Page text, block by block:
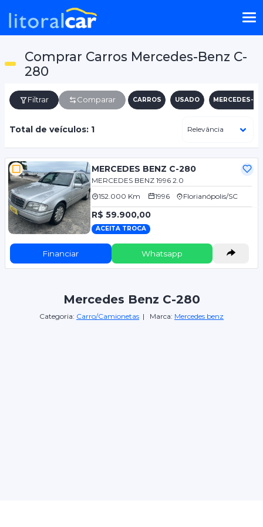
Comprar Carros Mercedes-Benz C-
280
Filtrar Comparar CARROS USADO MERCEDES-
Total de veículos: 1
MERCEDES BENZ C-280
MERCEDES BENZ 1996 2.0
152.000 Km
1996 Florianópolis/SC
R$ 59.900,00
ACEITA TROCA
Financiar Whatsapp
Mercedes Benz C-280
Categoria: Carro/Camionetas | Marca: Mercedes benz